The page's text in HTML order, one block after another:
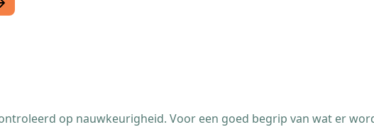
op nauwkeurigheid. Voor een goed begrip van wat er